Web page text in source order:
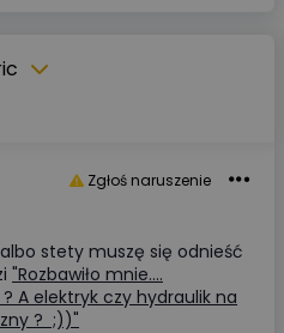
Zgłoś naruszenie
stety muszę się odnieść
"Rozbawiło mnie....
A elektryk czy hydraulik na
? ;))"